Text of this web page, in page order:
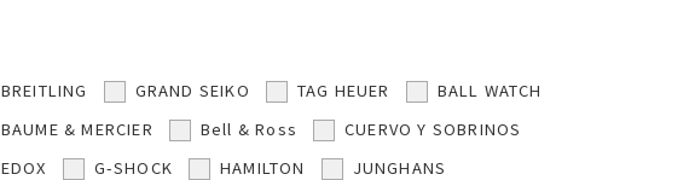
BREITLING GRAND SEIKO TAG HEUER
BALL WATCH
BAUME & MERCIER
Bell & Ross
CUERVO Y SOBRINOS
EDOX
G-SHOCK HAMILTON
JUNGHANS